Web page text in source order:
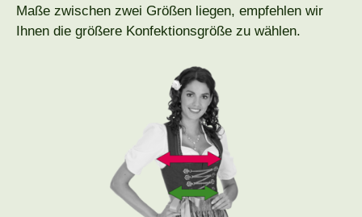
Maße zwischen zwei Größen liegen, empfehlen wir
Ihnen die größere Konfektionsgröße zu wählen.